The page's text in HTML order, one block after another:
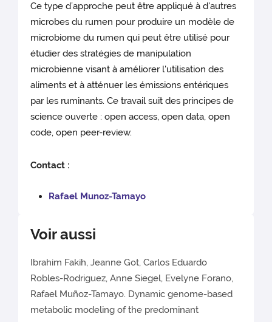
Ce type d’approche peut être appliqué à d'autres
microbes du rumen pour produire un modèle de
microbiome du rumen qui peut être utilisé pour
étudier des stratégies de manipulation
microbienne visant à améliorer l'utilisation des
aliments et à atténuer les émissions entériques
par les ruminants. Ce travail suit des principes de
science ouverte : open access, open data, open
code, open peer-review.
Contact :
Rafael Munoz-Tamayo
Voir aussi
Ibrahim Fakih, Jeanne Got, Carlos Eduardo
Robles-Rodriguez, Anne Siegel, Evelyne Forano,
Rafael Muñoz-Tamayo. Dynamic genome-based
metabolic modeling of the predominant